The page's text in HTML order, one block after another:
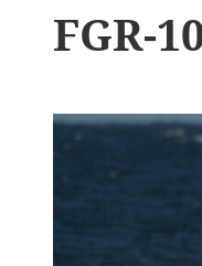
FGR-